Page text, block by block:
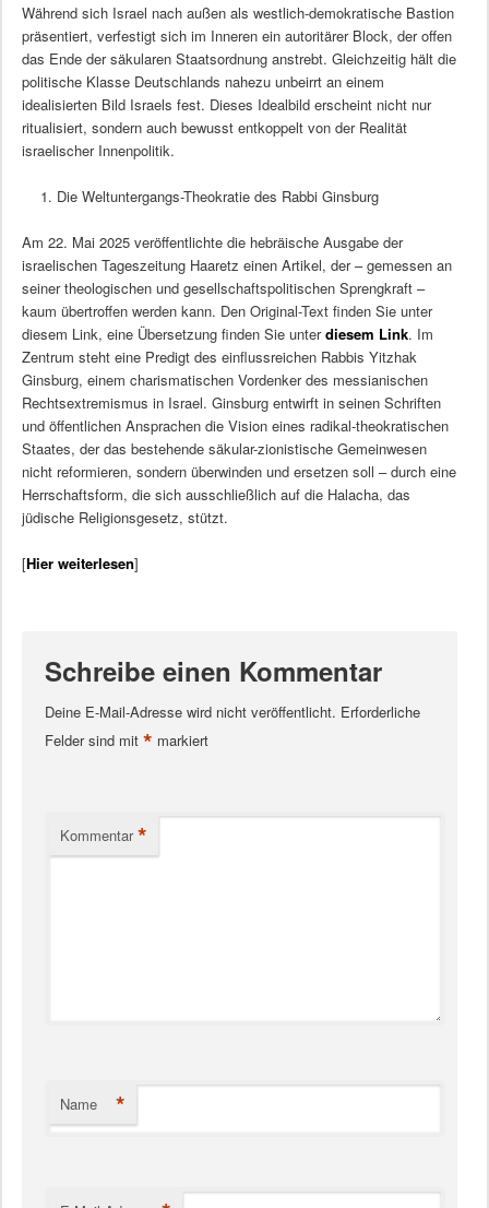
Während sich Israel nach außen als westlich-demokratische Bastion
präsentiert, verfestigt sich im Inneren ein autoritärer Block, der offen
das Ende der säkularen Staatsordnung anstrebt. Gleichzeitig hält die
politische Klasse Deutschlands nahezu unbeirrt an einem
idealisierten Bild Israels fest. Dieses Idealbild erscheint nicht nur
ritualisiert, sondern auch bewusst entkoppelt von der Realität
israelischer Innenpolitik.
Die Weltuntergangs-Theokratie des Rabbi Ginsburg
Am 22. Mai 2025 veröffentlichte die hebräische Ausgabe der
israelischen Tageszeitung Haaretz einen Artikel, der – gemessen an
seiner theologischen und gesellschaftspolitischen Sprengkraft –
kaum übertroffen werden kann. Den Original-Text finden Sie unter
diesem Link, eine Übersetzung finden Sie unterdiesem Link. Im
Zentrum steht eine Predigt des einflussreichen Rabbis Yitzhak
Ginsburg, einem charismatischen Vordenker des messianischen
Rechtsextremismus in Israel. Ginsburg entwirft in seinen Schriften
und öffentlichen Ansprachen die Vision eines radikal-theokratischen
Staates, der das bestehende säkular-zionistische Gemeinwesen
nicht reformieren, sondern überwinden und ersetzen soll – durch eine
Herrschaftsform, die sich ausschließlich auf die Halacha, das
jüdische Religionsgesetz, stützt.
[Hier weiterlesen]
Schreibe einen Kommentar
Deine E-Mail-Adresse wird nicht veröffentlicht. Erforderliche
Felder sind mit * markiert
Kommentar *
Name *